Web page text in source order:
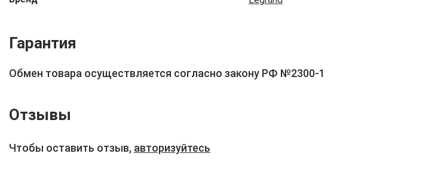
Гарантия
Обмен товара осуществляется согласно закону РФ №2300-1
Отзывы
Чтобы оставить отзыв, авторизуйтесь